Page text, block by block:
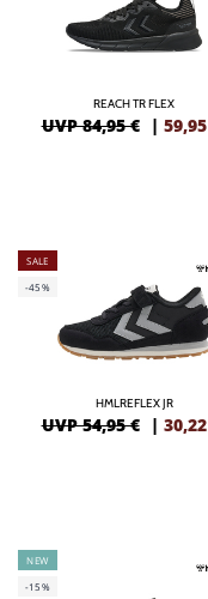
REACH TR FLEX
UVP 84,95 € | 59,95
SALE
-45%
HMLREFLEX JR
UVP 54,95 € | 30,22
NEW
-15%